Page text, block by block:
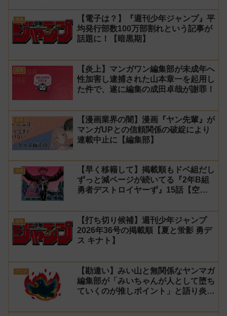
漫画
【電子は？】『週刊少年ジャンプ』平
均発行部数100万部割れという記事が
話題に！【暗黒期】
漫画
【炎上】マンガワン編集部が未成年へ
性加害し逮捕された山本章一を起用し
た件で、遂に編集の成田卓哉が謝罪！
漫画
【漫画業界の闇】漫画『ヤン先輩』が
マンガUPとの信頼関係の破綻により
連載中止に【編集部】
漫画
【早く移籍して】掲載順もドベ組だし
ずっと減ページが続いてる『2年B組
勇者デストロイヤーず』15話【空
漫画
【打ち切り候補】週刊少年ジャンプ
2026年36号の掲載順【夏と蛍影 勇デ
ス キナト】
アニメ
【勘違い】みい山と無関係なヤンマガ
編集部が「みいちゃんが人として堕ち
ていくのが推しポイント」と語り炎上
ス】